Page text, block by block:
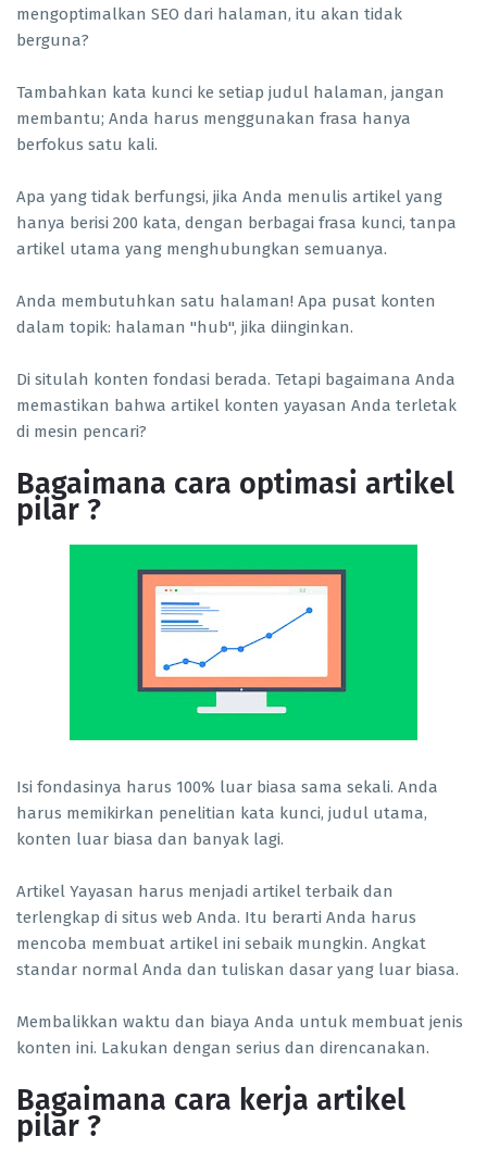
mengoptimalkan SEO dari halaman, itu akan tidak
berguna?
Tambahkan kata kunci ke setiap judul halaman, jangan
membantu; Anda harus menggunakan frasa hanya
berfokus satu kali.
Apa yang tidak berfungsi, jika Anda menulis artikel yang
hanya berisi 200 kata, dengan berbagai frasa kunci, tanpa
artikel utama yang menghubungkan semuanya.
Anda membutuhkan satu halaman! Apa pusat konten
dalam topik: halaman "hub", jika diinginkan.
Di situlah konten fondasi berada. Tetapi bagaimana Anda
memastikan bahwa artikel konten yayasan Anda terletak
di mesin pencari?
Bagaimana cara optimasi artikel
pilar ?
Isi fondasinya harus 100% luar biasa sama sekali. Anda
harus memikirkan penelitian kata kunci, judul utama,
konten luar biasa dan banyak lagi.
Artikel Yayasan harus menjadi artikel terbaik dan
terlengkap di situs web Anda. Itu berarti Anda harus
mencoba membuat artikel ini sebaik mungkin. Angkat
standar normal Anda dan tuliskan dasar yang luar biasa.
Membalikkan waktu dan biaya Anda untuk membuat jenis
konten ini. Lakukan dengan serius dan direncanakan.
Bagaimana cara kerja artikel
pilar ?